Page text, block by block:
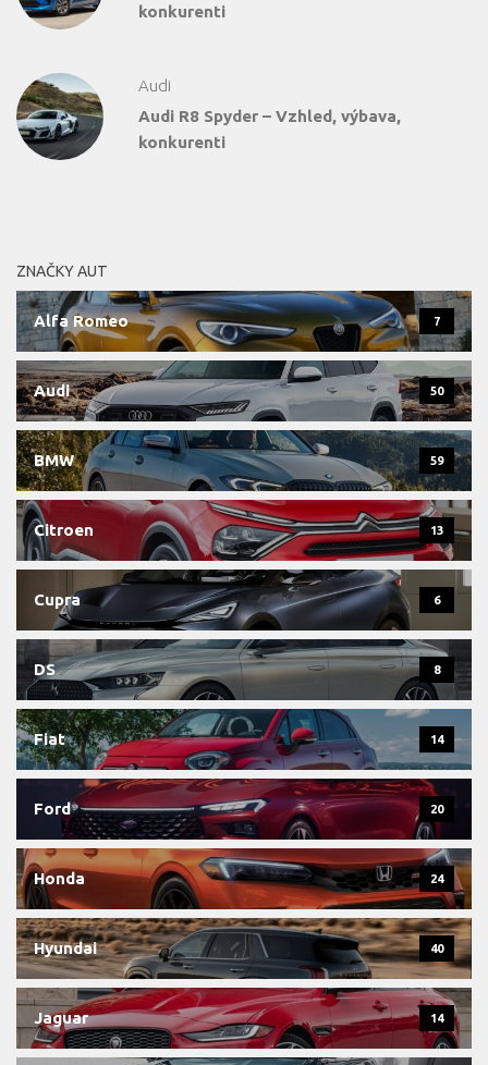
konkurenti
Audi
Audi R8 Spyder – Vzhled, výbava,
konkurenti
ZNAČKY AUT
Alfa Romeo 7
Audi 50
BMW 59
Citroen 13
Cupra 6
DS 8
Fiat 14
Ford 20
Honda 24
Hyundai 40
Jaguar 14